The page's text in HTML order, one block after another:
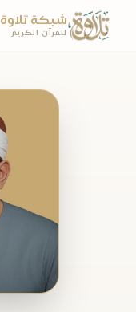
شبكة تلاوة
للقرآن الكريم